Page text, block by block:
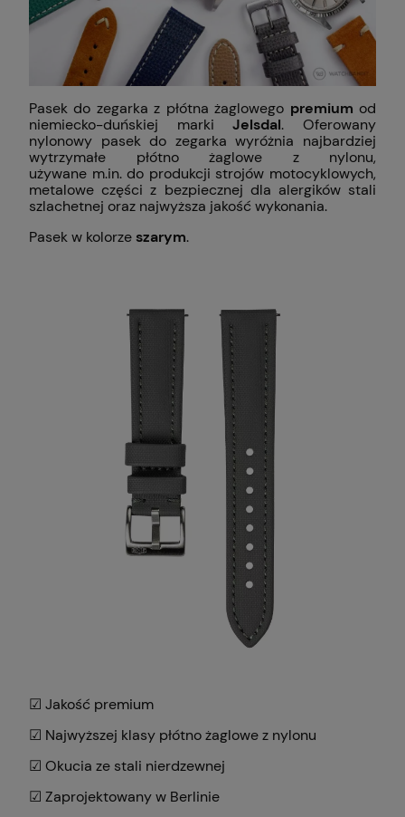
Pasek do zegarka z płótna żaglowego premium od
niemiecko-duńskiej markiJelsdal. Oferowany
nylonowy pasek do zegarka wyróżnia najbardziej
wytrzymałe płótno żaglowe z nylonu,
używane m.in. do produkcji strojów motocyklowych,
metalowe części z bezpiecznej dla alergików stali
szlachetnej oraz najwyższa jakość wykonania.
Pasek w kolorzeszarym.
☑ Jakość premium
☑ Najwyższej klasy płótno żaglowe z nylonu
☑ Okucia ze stali nierdzewnej
☑ Zaprojektowany w Berlinie